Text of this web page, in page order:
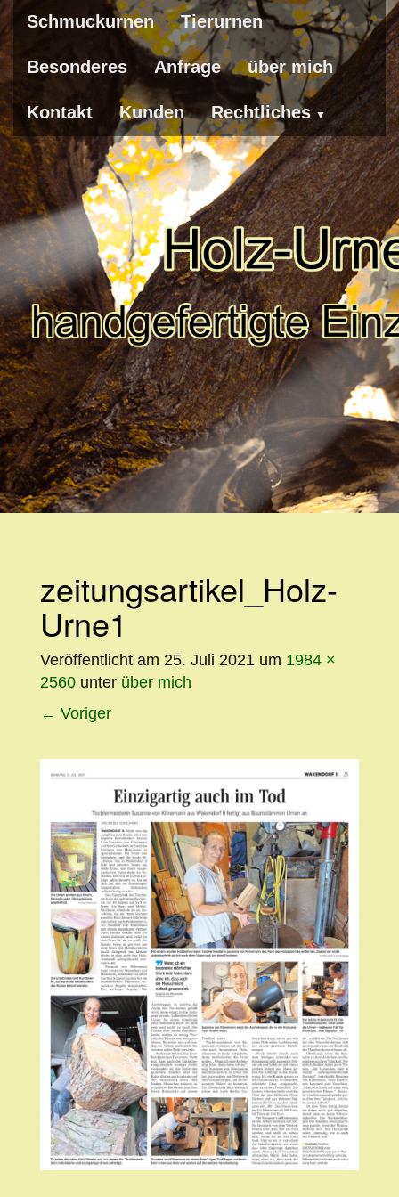
Schmuckurnen Tierurnen
Besonderes Anfrage über mich
Kontakt Kunden Rechtliches
WEITER
ZUM
zeitungsartikel_Holz-
Urne1
Veröffentlicht am 25. Juli 2021 um 1984 ×
2560 unter über mich
← Voriger